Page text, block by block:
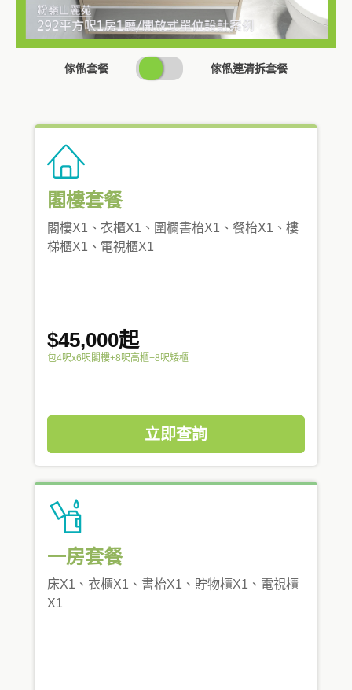
傢俬套餐
SWITCH
PRICING
傢俬連清拆套餐
閣樓套餐
閣樓X1、衣櫃X1、圍欄書枱X1、餐枱X1、樓
梯櫃X1、電視櫃X1
$45,000起
包4呎x6呎閣樓+8呎高櫃+8呎矮櫃
立即查詢
一房套餐
床X1、衣櫃X1、書枱X1、貯物櫃X1、電視櫃
X1